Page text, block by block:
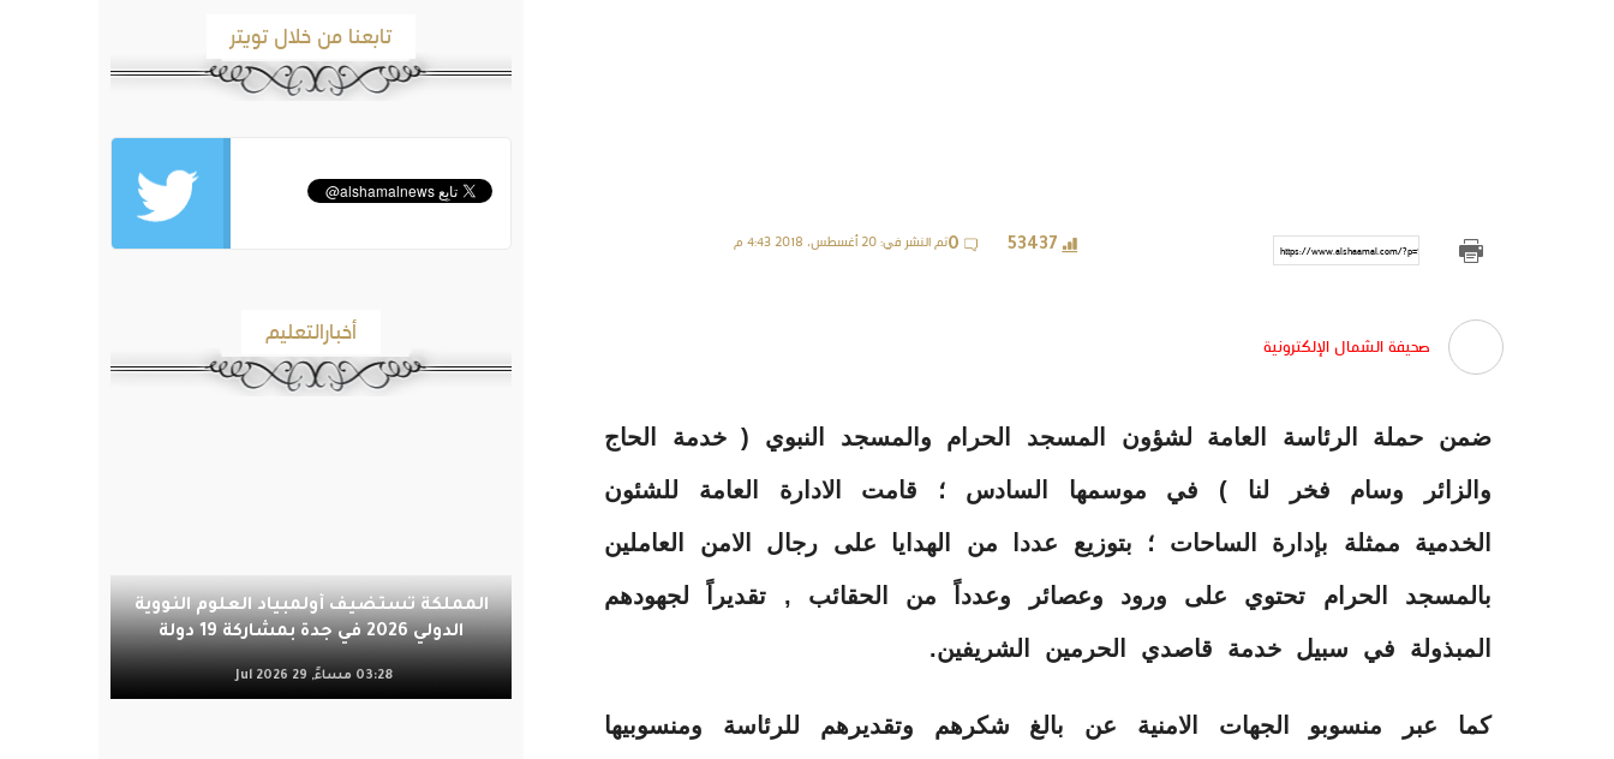
https://www.alshaamal.com/?p=9761
تم النشر في: 20 أغسطس، 2018 4:43 م 53437
0
صحيفة الشمال الإلكترونية
ضمن حملة الرئاسة العامة لشؤون المسجد الحرام والمسجد النبوي ( خدمة الحاج
والزائر وسام فخر لنا ) في موسمها السادس ؛ قامت الادارة العامة للشئون
الخدمية ممثلة بإدارة الساحات ؛ بتوزيع عددا من الهدايا على رجال الامن العاملين
بالمسجد الحرام تحتوي على ورود وعصائر وعدداً من الحقائب , تقديراً لجهودهم
المبذولة في سبيل خدمة قاصدي الحرمين الشريفين.
كما عبر منسوبو الجهات الامنية عن بالغ شكرهم وتقديرهم للرئاسة ومنسوبيها
تابعنا من خلال تويتر
أخبارالتعليم
المملكة تستضيف أولمبياد العلوم النووية
الدولي 2026 في جدة بمشاركة 19 دولة
03:28 مساءً, 29 Jul 2026